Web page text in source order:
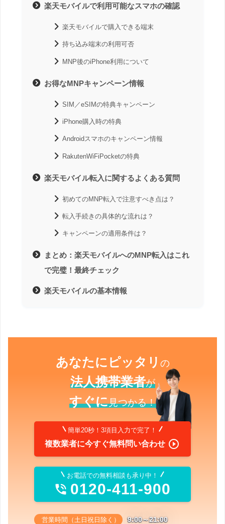
楽天モバイルで利用可能なスマホの確認
楽天モバイルで購入できる端末
持ち込み端末の利用可否
MNP後のiPhone利用について
お得なMNPキャンペーン情報
SIM／eSIMの特典キャンペーン
iPhone購入時の特典
Androidスマホのキャンペーン情報
RakutenWiFiPocketの特典
楽天モバイル転入に関するよくある質問
初めてのMNP転入で注意すべき点は？
転入手続きの具体的な流れは？
キャンペーンの適用条件は？
まとめ：楽天モバイルへのMNP転入はこれ
で完璧！最終チェック
楽天モバイルの基本情報
あなたにピッタリ の
法人携帯業者が
すぐに見つかる！
簡単20秒！3項目入力で完了！
複数業者に今すぐ無料問い合わせ 
お電話での無料相談も承り中！
 0120-411-900
営業時間（土日祝日除く） 9:00～21:00